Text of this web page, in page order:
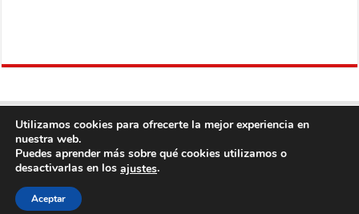
Copyright © 2013
Utilizamos cookies para ofrecerte la mejor experiencia en
nuestra web.
Puedes aprender más sobre qué cookies utilizamos o
desactivarlas en los ajustes.
Aceptar